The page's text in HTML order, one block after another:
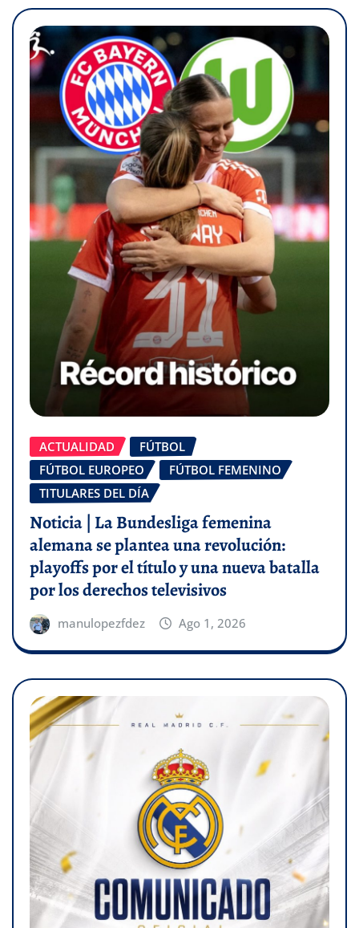
ACTUALIDAD
FÚTBOL
FÚTBOL EUROPEO
FÚTBOL FEMENINO
TITULARES DEL DÍA
Noticia | La Bundesliga femenina
alemana se plantea una revolución:
playoffs por el título y una nueva batalla
por los derechos televisivos
manulopezfdez Ago 1, 2026